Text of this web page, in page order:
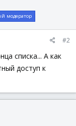
модератор
#2
списка... А как
доступ к